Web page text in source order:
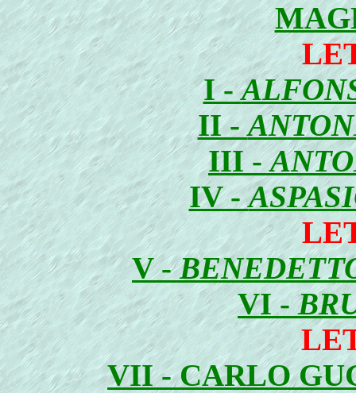
I -
II -
III -
IV -
V -
VI -
VII - CARLO